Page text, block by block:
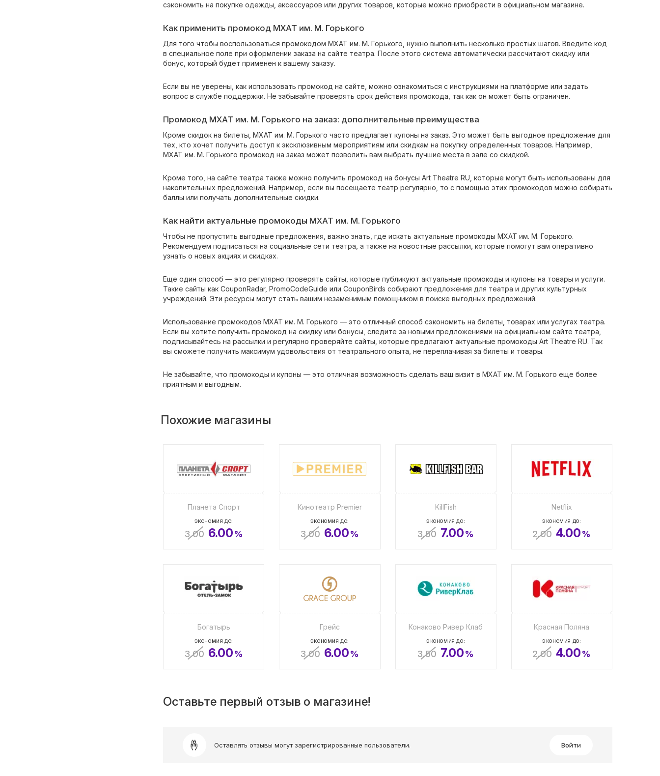
сэкономить на покупке одежды, аксессуаров или других товаров, которые можно приобрести в официальном магазине.
Как применить промокод МХАТ им. М. Горького
Для того чтобы воспользоваться промокодом МХАТ им. М. Горького, нужно выполнить несколько простых шагов. Введите код
в специальное поле при оформлении заказа на сайте театра. После этого система автоматически рассчитают скидку или
бонус, который будет применен к вашему заказу.
Если вы не уверены, как использовать промокод на сайте, можно ознакомиться с инструкциями на платформе или задать
вопрос в службе поддержки. Не забывайте проверять срок действия промокода, так как он может быть ограничен.
Промокод МХАТ им. М. Горького на заказ: дополнительные преимущества
Кроме скидок на билеты, МХАТ им. М. Горького часто предлагает купоны на заказ. Это может быть выгодное предложение для
тех, кто хочет получить доступ к эксклюзивным мероприятиям или скидкам на покупку определенных товаров. Например,
МХАТ им. М. Горького промокод на заказ может позволить вам выбрать лучшие места в зале со скидкой.
Кроме того, на сайте театра также можно получить промокод на бонусы Art Theatre RU, которые могут быть использованы для
накопительных предложений. Например, если вы посещаете театр регулярно, то с помощью этих промокодов можно собирать
баллы или получать дополнительные скидки.
Как найти актуальные промокоды МХАТ им. М. Горького
Чтобы не пропустить выгодные предложения, важно знать, где искать актуальные промокоды МХАТ им. М. Горького.
Рекомендуем подписаться на социальные сети театра, а также на новостные рассылки, которые помогут вам оперативно
узнать о новых акциях и скидках.
Еще один способ — это регулярно проверять сайты, которые публикуют актуальные промокоды и купоны на товары и услуги.
Такие сайты как CouponRadar, PromoCodeGuide или CouponBirds собирают предложения для театра и других культурных
учреждений. Эти ресурсы могут стать вашим незаменимым помощником в поиске выгодных предложений.
Использование промокодов МХАТ им. М. Горького — это отличный способ сэкономить на билеты, товарах или услугах театра.
Если вы хотите получить промокод на скидку или бонусы, следите за новыми предложениями на официальном сайте театра,
подписывайтесь на рассылки и регулярно проверяйте сайты, которые предлагают актуальные промокоды Art Theatre RU. Так
вы сможете получить максимум удовольствия от театрального опыта, не переплачивая за билеты и товары.
Не забывайте, что промокоды и купоны — это отличная возможность сделать ваш визит в МХАТ им. М. Горького еще более
приятным и выгодным.
Похожие магазины
Планета Спорт
ЭКОНОМИЯ ДО:
3.00 6.00%
Кинотеатр Premier
ЭКОНОМИЯ ДО:
3.00 6.00%
KillFish
ЭКОНОМИЯ ДО:
3.50 7.00%
Netflix
ЭКОНОМИЯ ДО:
2.00 4.00%
Богатырь
ЭКОНОМИЯ ДО:
3.00 6.00%
Грейс
ЭКОНОМИЯ ДО:
3.00 6.00%
Конаково Ривер Клаб
ЭКОНОМИЯ ДО:
3.50 7.00%
Красная Поляна
ЭКОНОМИЯ ДО:
2.00 4.00%
Оставьте первый отзыв о магазине!
Оставлять отзывы могут зарегистрированные пользователи. Войти